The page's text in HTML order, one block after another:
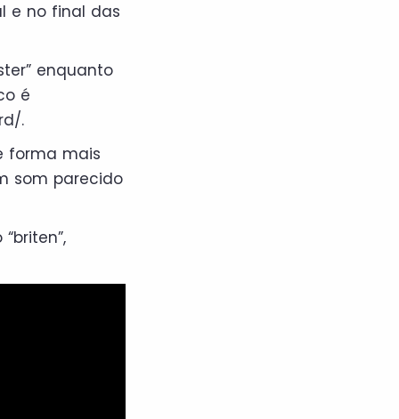
e no final das
enquanto
é
.
forma mais
som parecido